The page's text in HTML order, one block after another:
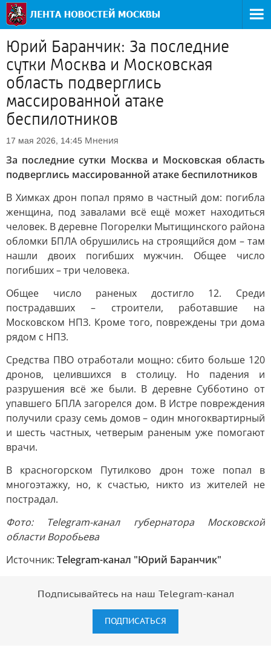
Юрий Баранчик: За последние
сутки Москва и Московская
область подверглись
массированной атаке
беспилотников
17 мая 2026, 14:45 Мнения
За последние сутки Москва и Московская область
подверглись массированной атаке беспилотников
В Химках дрон попал прямо в частный дом: погибла
женщина, под завалами всё ещё может находиться
человек. В деревне Погорелки Мытищинского района
обломки БПЛА обрушились на строящийся дом – там
нашли двоих погибших мужчин. Общее число
погибших – три человека.
Общее число раненых достигло 12. Среди
пострадавших – строители, работавшие на
Московском НПЗ. Кроме того, повреждены три дома
рядом с НПЗ.
Средства ПВО отработали мощно: сбито больше 120
дронов, целившихся в столицу. Но падения и
разрушения всё же были. В деревне Субботино от
упавшего БПЛА загорелся дом. В Истре повреждения
получили сразу семь домов – один многоквартирный
и шесть частных, четверым раненым уже помогают
врачи.
В красногорском Путилково дрон тоже попал в
многоэтажку, но, к счастью, никто из жителей не
пострадал.
Фото: Telegram-канал губернатора Московской
области Воробьева
Источник: Telegram-канал "Юрий Баранчик"
Подписывайтесь на наш Telegram-канал
ПОДПИСАТЬСЯ